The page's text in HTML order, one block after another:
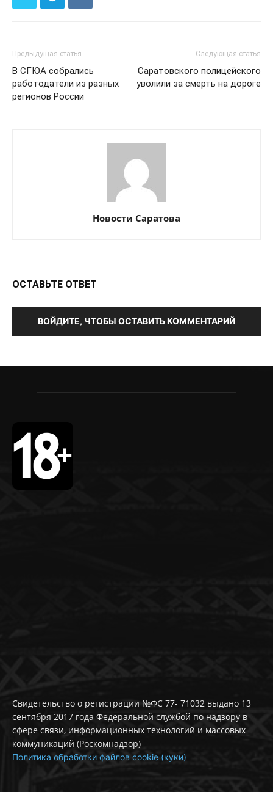
Предыдущая статья
В СГЮА собрались
работодатели из разных
регионов России
Следующая статья
Саратовского полицейского
уволили за смерть на дороге
Новости Саратова
ОСТАВЬТЕ ОТВЕТ
ВОЙДИТЕ, ЧТОБЫ ОСТАВИТЬ КОММЕНТАРИЙ
Свидетельство о регистрации №ФС 77- 71032 выдано 13
сентября 2017 года Федеральной службой по надзору в
сфере связи, информационных технологий и массовых
коммуникаций (Роскомнадзор)
Политика обработки файлов cookie (куки)